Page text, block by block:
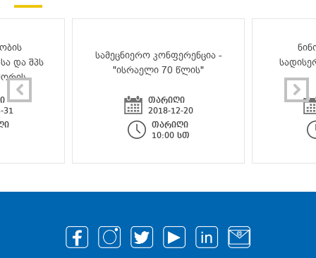
და შპს
31
სამეცნიერო კონფერენცია -
"ისრაელი 70 წლის"
თარიღი
2018-12-20
თარიღი
10:00 სთ